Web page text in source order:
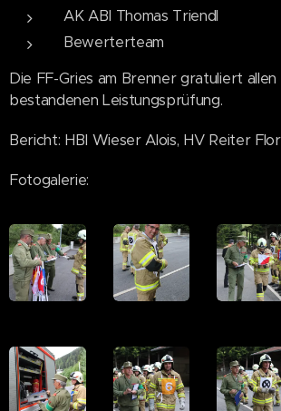
AK ABI Thomas Triendl
Bewerterteam
Die FF-Gries am Brenner gratuliert
bestandenen Leistungsprüfung.
Bericht: HBI Wieser Alois, HV Reiter
Fotogalerie: